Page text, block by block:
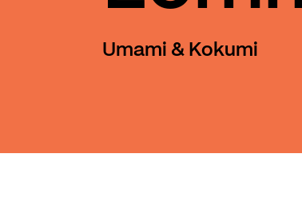
Umami & Kokumi